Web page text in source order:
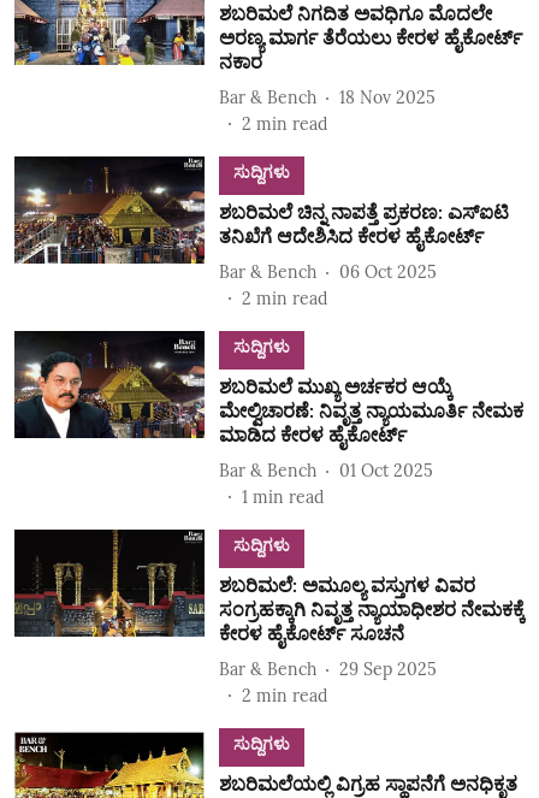
ಶಬರಿಮಲೆ ನಿಗದಿತ ಅವಧಿಗೂ ಮೊದಲೇ
ಅರಣ್ಯ ಮಾರ್ಗ ತೆರೆಯಲು ಕೇರಳ ಹೈಕೋರ್ಟ್‌
ನಕಾರ
Bar & Bench
18 Nov 2025
2 min read
ಸುದ್ದಿಗಳು
ಶಬರಿಮಲೆ ಚಿನ್ನ ನಾಪತ್ತೆ ಪ್ರಕರಣ: ಎಸ್ಐಟಿ
ತನಿಖೆಗೆ ಆದೇಶಿಸಿದ ಕೇರಳ ಹೈಕೋರ್ಟ್
Bar & Bench
06 Oct 2025
2 min read
ಸುದ್ದಿಗಳು
ಶಬರಿಮಲೆ ಮುಖ್ಯ ಅರ್ಚಕರ ಆಯ್ಕೆ
ಮೇಲ್ವಿಚಾರಣೆ: ನಿವೃತ್ತ ನ್ಯಾಯಮೂರ್ತಿ ನೇಮಕ‌
ಮಾಡಿದ ಕೇರಳ ಹೈಕೋರ್ಟ್
Bar & Bench
01 Oct 2025
1 min read
ಸುದ್ದಿಗಳು
ಶಬರಿಮಲೆ: ಅಮೂಲ್ಯ ವಸ್ತುಗಳ ವಿವರ
ಸಂಗ್ರಹಕ್ಕಾಗಿ ನಿವೃತ್ತ ನ್ಯಾಯಾಧೀಶರ ನೇಮಕಕ್ಕೆ
ಕೇರಳ ಹೈಕೋರ್ಟ್ ಸೂಚನೆ
Bar & Bench
29 Sep 2025
2 min read
ಸುದ್ದಿಗಳು
ಶಬರಿಮಲೆಯಲ್ಲಿ ವಿಗ್ರಹ ಸ್ಥಾಪನೆಗೆ ಅನಧಿಕೃತ